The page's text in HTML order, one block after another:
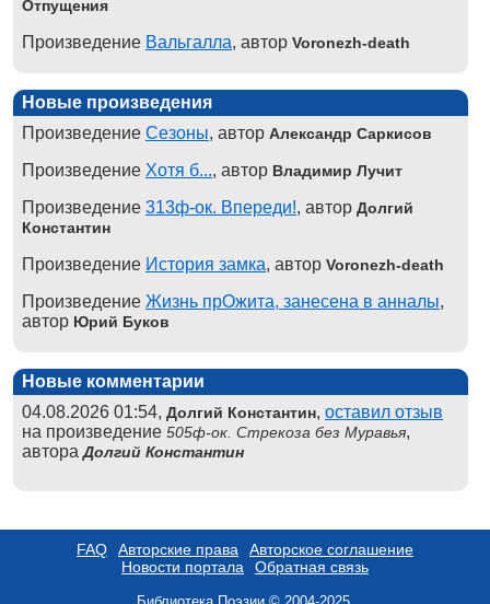
Отпущения
Произведение Вальгалла, автор Voronezh-death
Новые произведения
Произведение Сезоны, автор Александр Саркисов
Произведение Хотя б..., автор Владимир Лучит
Произведение 313ф-ок. Впереди!, автор Долгий
Константин
Произведение История замка, автор Voronezh-death
Произведение Жизнь прОжита, занесена в анналы,
автор Юрий Буков
Новые комментарии
04.08.2026 01:54, Долгий Константин, оставил отзыв
на произведение 505ф-ок. Стрекоза без Муравья,
автораДолгий Константин
FAQ Авторские права
Авторское соглашение
Новости портала
Обратная связь